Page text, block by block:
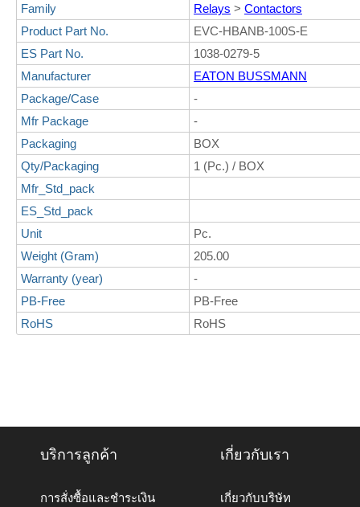
Family
Relays > Contactors
Product Part No.
EVC-HBANB-100S-E
ES Part No.
1038-0279-5
Manufacturer
EATON BUSSMANN
Package/Case
-
Mfr Package
-
Packaging
BOX
Qty/Packaging
1 (Pc.) / BOX
Mfr_Std_pack
ES_Std_pack
Unit
Pc.
Weight (Gram)
205.00
Warranty (year)
-
PB-Free
PB-Free
RoHS
RoHS
บริการลูกค้า
การสั่งซื้อและชำระเงิน
เกี่ยวกับเรา
เกี่ยวกับบริษัท